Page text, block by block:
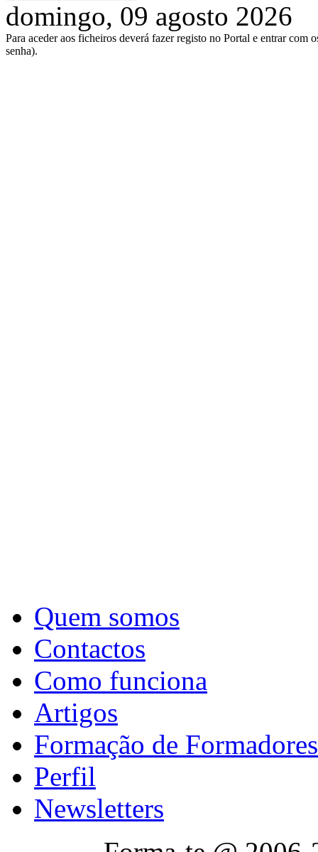
domingo, 09 agosto 2026
Para aceder aos ficheiros deverá fazer registo no Portal e entrar com
senha).
Quem somos
Contactos
Como funciona
Artigos
Formação de Formadores
Perfil
Newsletters